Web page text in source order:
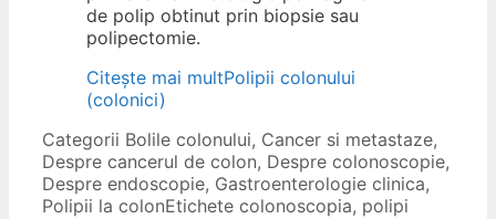
de polip obtinut prin biopsie sau
polipectomie.
Citește mai multPolipii colonului
(colonici)
Categorii Bolile colonului, Cancer si metastaze,
Despre cancerul de colon, Despre colonoscopie,
Despre endoscopie, Gastroenterologie clinica,
Polipii la colonEtichete colonoscopia, polipi